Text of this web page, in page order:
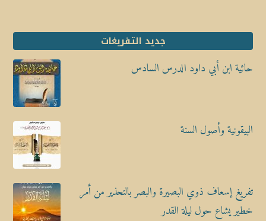
جديد التفريغات
حائية ابن أبي داود الدرس السادس
البيقونية وأصول السنة
تفريغ إسعاف ذوي البصيرة والبصر بالتحذير من أمر
خطير يشاع حول ليلة القدر